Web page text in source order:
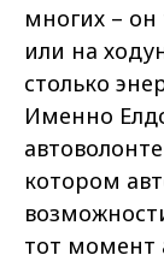
многих – он
или на
столько
Именно
котором
тот момент